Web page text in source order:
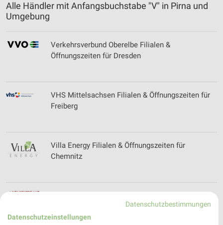
Alle Händler mit Anfangsbuchstabe "V" in Pirna und
Umgebung
Verkehrsverbund Oberelbe Filialen &
Öffnungszeiten für Dresden
VHS Mittelsachsen Filialen & Öffnungszeiten für
Freiberg
Villa Energy Filialen & Öffnungszeiten für
Chemnitz
Datenschutzbestimmungen
Datenschutzeinstellungen